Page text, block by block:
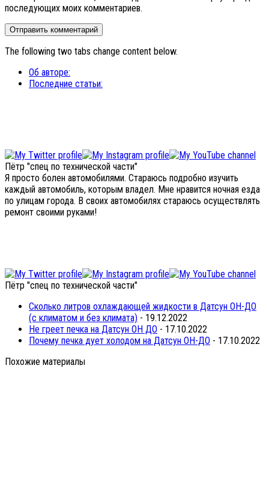
последующих моих комментариев.
The following two tabs change content below.
Об авторе:
Последние статьи:
Пётр "спец по технической части"
Я просто болен автомобилями. Стараюсь подробно изучить
каждый автомобиль, которым владел. Мне нравится ночная езда
по улицам города. В своих автомобилях стараюсь осуществлять
ремонт своими руками!
Пётр "спец по технической части"
Сколько литров охлаждающей жидкости в Датсун ОН-ДО
(с климатом и без климата) - 19.12.2022
Не греет печка на Датсун ОН ДО - 17.10.2022
Почему печка дует холодом на Датсун ОН-ДО - 17.10.2022
Похожие материалы